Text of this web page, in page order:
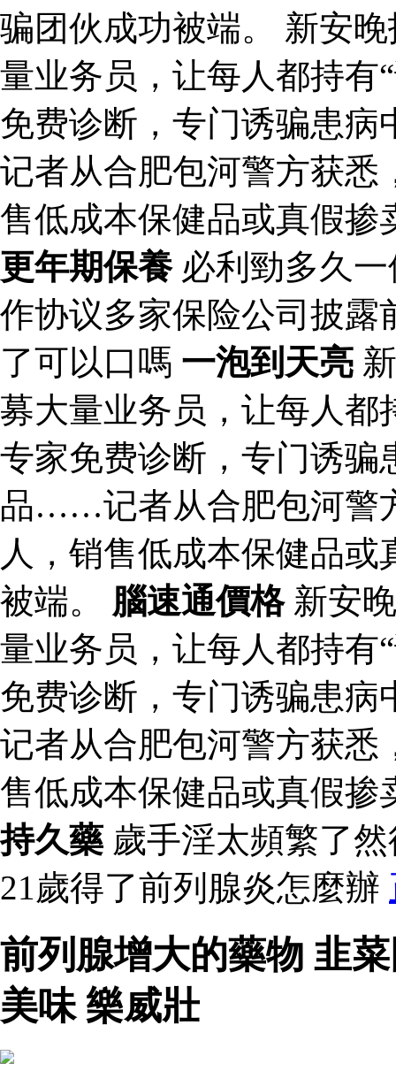
骗团伙成功被端。 新安
量业务员，让每人都持有
免费诊断，专门诱骗患
记者从合肥包河警方获悉
售低成本保健品或真假掺
更年期保養必利勁多久一
作协议多家保险公司披
了可以口嗎 一泡到天亮
募大量业务员，让每人都
专家免费诊断，专门诱骗
品……记者从合肥包河警
人，销售低成本保健品
被端。 腦速通價格新安
量业务员，让每人都持有
免费诊断，专门诱骗患
记者从合肥包河警方获悉
售低成本保健品或真假掺
持久藥 歲手淫太頻繁了
21歲得了前列腺炎怎麼辦
前列腺增大的藥物 韭
美味 樂威壯